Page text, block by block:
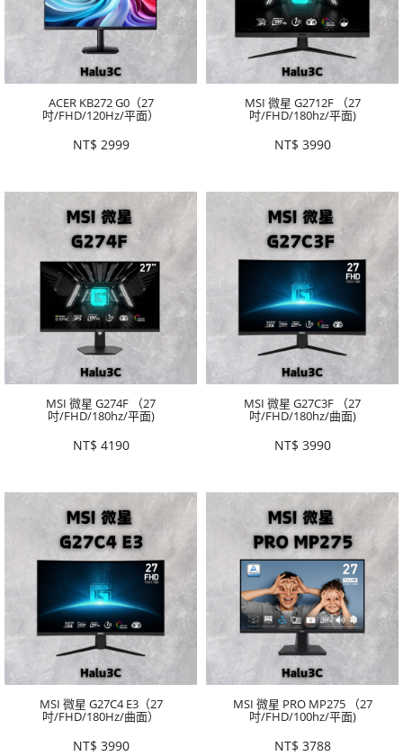
ACER KB272 G0（27
吋/FHD/120Hz/平面）
NT$ 2999
MSI 微星 G2712F （27
吋/FHD/180hz/平面)
NT$ 3990
MSI 微星 G274F （27
吋/FHD/180hz/平面)
NT$ 4190
MSI 微星 G27C3F （27
吋/FHD/180hz/曲面)
NT$ 3990
MSI 微星 G27C4 E3（27
吋/FHD/180Hz/曲面）
NT$ 3990
MSI 微星 PRO MP275 （27
吋/FHD/100hz/平面)
NT$ 3788